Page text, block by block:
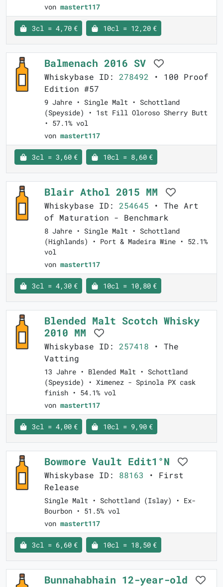
von mastert117
3cl = 4,70 € 10cl = 12,20 €
Balmenach 2016 SV
Whiskybase ID: 278492 • 100 Proof
Edition #57
9 Jahre • Single Malt • Schottland
(Speyside) • 1st Fill Oloroso Sherry Butt
• 57.1% vol
von mastert117
3cl = 3,60 € 10cl = 8,60 €
Blair Athol 2015 MM
Whiskybase ID: 254645 • The Art
of Maturation - Benchmark
8 Jahre • Single Malt • Schottland
(Highlands) • Port & Madeira Wine • 52.1%
vol
von mastert117
3cl = 4,30 € 10cl = 10,80 €
Blended Malt Scotch Whisky
2010 MM
Whiskybase ID: 257418 • The
Vatting
13 Jahre • Blended Malt • Schottland
(Speyside) • Ximenez - Spinola PX cask
finish • 54.1% vol
von mastert117
3cl = 4,00 € 10cl = 9,90 €
Bowmore Vault Edit1°N
Whiskybase ID: 88163 • First
Release
Single Malt • Schottland (Islay) • Ex-
Bourbon • 51.5% vol
von mastert117
3cl = 6,60 € 10cl = 18,50 €
Bunnahabhain 12-year-old